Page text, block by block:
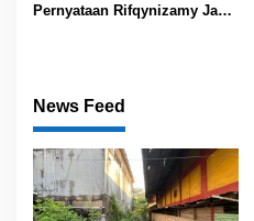
Pernyataan Rifqynizamy Jadi
News Feed